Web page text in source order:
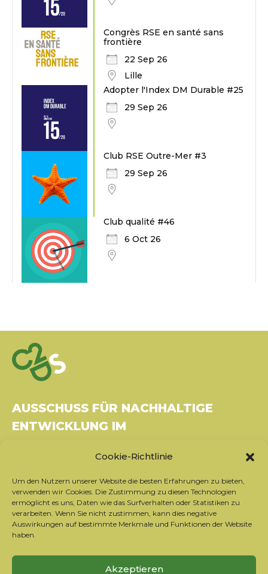
Cookie-Richtlinie
Um den Nutzern unserer Website die besten Erfahrungen zu bieten,
verwenden wir Cookies. Die Zustimmung zu diesen Technologien
ermöglicht es uns, Daten wie das Surfverhalten oder Statistiken zu
verarbeiten. Wenn Sie nicht zustimmen, kann dies negative
Auswirkungen auf bestimmte Merkmale und Funktionen der Website
haben.
Akzeptieren
Congrès RSE en santé sans
frontière
22 Sep 26
Lille
Adopter l'Index DM Durable #25
29 Sep 26
Club RSE Outre-Mer #3
29 Sep 26
Club qualité #46
6 Oct 26
AUSSCHUSS FÜR NACHHALTIGE
ENTWICKLUNG IM
37270 Montlouis-sur-Loire
Tel.: 06 26 49 36 81 -
contact@c2ds.eu
TwitterLinkedIn
Sich für den Newsletter anmelden